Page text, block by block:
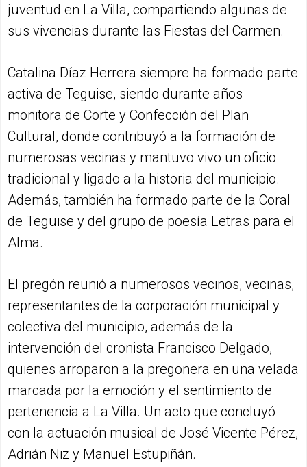
juventud en La Villa, compartiendo algunas de
sus vivencias durante las Fiestas del Carmen.
Catalina Díaz Herrera siempre ha formado parte
activa de Teguise, siendo durante años
monitora de Corte y Confección del Plan
Cultural, donde contribuyó a la formación de
numerosas vecinas y mantuvo vivo un oficio
tradicional y ligado a la historia del municipio.
Además, también ha formado parte de la Coral
de Teguise y del grupo de poesía Letras para el
Alma.
El pregón reunió a numerosos vecinos, vecinas,
representantes de la corporación municipal y
colectiva del municipio, además de la
intervención del cronista Francisco Delgado,
quienes arroparon a la pregonera en una velada
marcada por la emoción y el sentimiento de
pertenencia a La Villa. Un acto que concluyó
con la actuación musical de José Vicente Pérez,
Adrián Niz y Manuel Estupiñán.